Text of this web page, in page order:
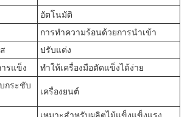
อัตโนมัติ
การทําความร้อนด้วยการนําเข้า
ปรับแต่ง
ารแข็ง
ทําให้เครื่องมือตัดแข็งได้ง่าย
กระชับ
เครื่องยนต์
เหมาะสําหรับผลิตไม้แข็งแข็งแรง